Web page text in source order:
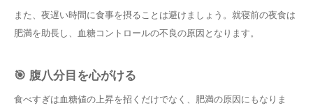
また、夜遅い時間に食事を摂ることは避けましょう。就寝前の夜食は
肥満を助長し、血糖コントロールの不良の原因となります。
🎯 腹八分目を心がける
食べすぎは血糖値の上昇を招くだけでなく、肥満の原因にもなりま